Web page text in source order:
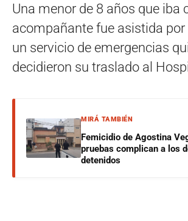
Una menor de 8 años que iba
acompañante fue asistida
un servicio de emergencias
decidieron su traslado al
MIRÁ TAMBIÉN
Femicidio de Agostina
pruebas complican a los
detenidos